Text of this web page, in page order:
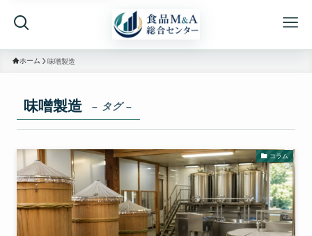
ホーム 味噌製造
味噌製造 – タグ –
コラム